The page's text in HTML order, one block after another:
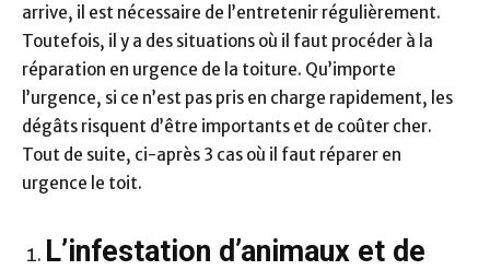
arrive, il est nécessaire de l’entretenir régulièrement.
Toutefois, il y a des situations où il faut procéder à la
réparation en urgence de la toiture. Qu’importe
l’urgence, si ce n’est pas pris en charge rapidement, les
dégâts risquent d’être importants et de coûter cher.
Tout de suite, ci-après 3 cas où il faut réparer en
urgence le toit.
L’infestation d’animaux et de